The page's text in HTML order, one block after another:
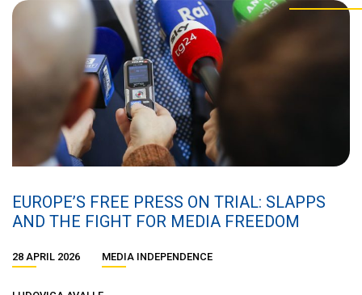
EUROPE’S FREE PRESS ON TRIAL: SLAPPS
AND THE FIGHT FOR MEDIA FREEDOM
28 APRIL 2026 MEDIA INDEPENDENCE